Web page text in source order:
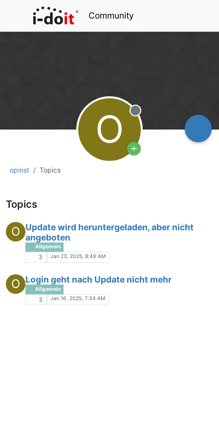
Community
opinst Topics
O Offline
Topics
O
Update wird heruntergeladen, aber nicht
angeboten
Allgemein
3 Jan 23, 2025, 8:49 AM
O Login geht nach Update nicht mehr
Allgemein
3 Jan 16, 2025, 7:34 AM